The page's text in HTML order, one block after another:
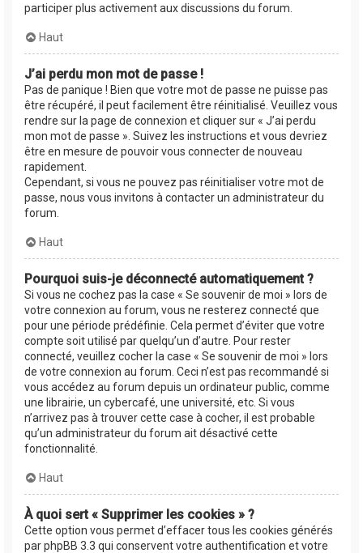
participer plus activement aux discussions du forum.
Haut
J’ai perdu mon mot de passe !
Pas de panique ! Bien que votre mot de passe ne puisse pas
être récupéré, il peut facilement être réinitialisé. Veuillez vous
rendre sur la page de connexion et cliquer sur « J’ai perdu
mon mot de passe ». Suivez les instructions et vous devriez
être en mesure de pouvoir vous connecter de nouveau
rapidement.
Cependant, si vous ne pouvez pas réinitialiser votre mot de
passe, nous vous invitons à contacter un administrateur du
forum.
Haut
Pourquoi suis-je déconnecté automatiquement ?
Si vous ne cochez pas la case « Se souvenir de moi » lors de
votre connexion au forum, vous ne resterez connecté que
pour une période prédéfinie. Cela permet d’éviter que votre
compte soit utilisé par quelqu’un d’autre. Pour rester
connecté, veuillez cocher la case « Se souvenir de moi » lors
de votre connexion au forum. Ceci n’est pas recommandé si
vous accédez au forum depuis un ordinateur public, comme
une librairie, un cybercafé, une université, etc. Si vous
n’arrivez pas à trouver cette case à cocher, il est probable
qu’un administrateur du forum ait désactivé cette
fonctionnalité.
Haut
À quoi sert « Supprimer les cookies » ?
Cette option vous permet d’effacer tous les cookies générés
par phpBB 3.3 qui conservent votre authentification et votre